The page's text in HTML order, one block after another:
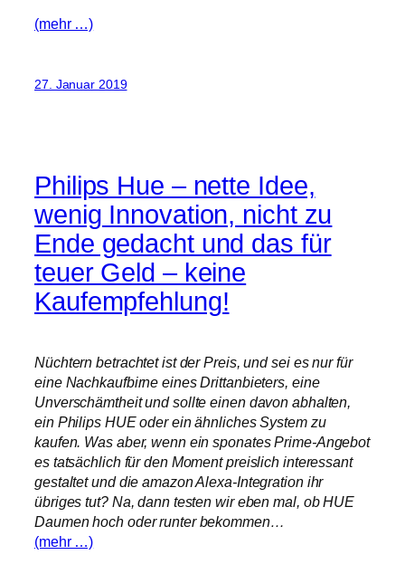
(mehr …)
27. Januar 2019
Philips Hue – nette Idee,
wenig Innovation, nicht zu
Ende gedacht und das für
teuer Geld – keine
Kaufempfehlung!
Nüchtern betrachtet ist der Preis, und sei es nur für
eine Nachkaufbirne eines Drittanbieters, eine
Unverschämtheit und sollte einen davon abhalten,
ein Philips HUE oder ein ähnliches System zu
kaufen. Was aber, wenn ein sponates Prime-Angebot
es tatsächlich für den Moment preislich interessant
gestaltet und die amazon Alexa-Integration ihr
übriges tut? Na, dann testen wir eben mal, ob HUE
Daumen hoch oder runter bekommen…
(mehr …)